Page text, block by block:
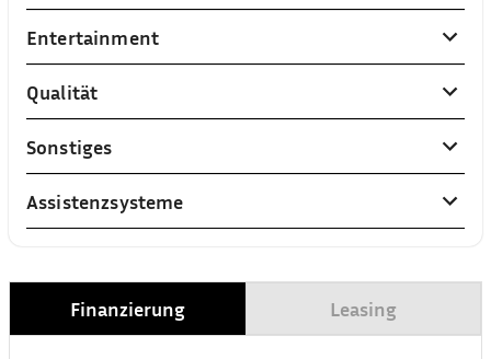
Entertainment
Qualität
Sonstiges
Assistenzsysteme
Finanzierung Leasing